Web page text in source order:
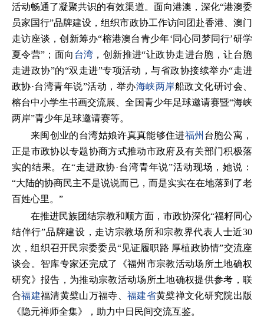
活动畅通了凝聚共识的有效渠道。面向港澳，深化“港澳委
员家国行”品牌建设，组织市政协工作访问团赴香港、澳门
走访座谈，创新筹办“榕港澳台青少年‘同心同梦同行’研学
夏令营”；面向 台湾 ，创新推进“让政协走进台胞，让台胞
走进政协”的“双走进”专项活动，与省政协接续举办“走进
政协·台湾青年说”活动，举办海峡两岸船政文化研讨会、
榕台中小学生书画交流展、全国青少年足球邀请赛暨“海峡
两岸”青少年足球邀请赛等。
来闽创业的台湾姑娘许真真能够住进福州 台胞公寓，
正是市政协以专题协商方式推动市政府及有关部门积极落
实的结果。在“走进政协·台湾青年说”活动现场，她说：
“大陆的协商民主不是说说而已，而是实实在在地落到了老
百姓心里。”
在推进民族团结宗教和顺方面，市政协深化“福籽同心
结伴行”品牌建设，走访宗教场所和宗教界代表人士近30
次，组织召开民宗委委员“见证履职路 厚植政协情”交流座
谈会。智库专家还完成了《福州市宗教活动场所土地确权
研究》报告，为推动宗教活动场所土地确权提供参考，联
合福建福清黄檗山万福寺、福建省黄檗禅文化研究院出版
《隐元禅师全集》，助力中日民间交流互鉴。